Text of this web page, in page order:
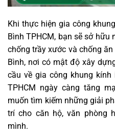
Khi thực hiện gia công
Bình TPHCM, bạn sẽ sở
chống trầy xước và chống
Bình, nơi có mật độ xây
cầu về gia công khung kính
TPHCM ngày càng tăng
muốn tìm kiếm những giải
trí cho căn hộ, văn phòng
mình.